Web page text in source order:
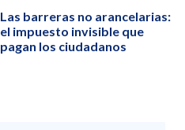
Las barreras no arancelarias:
el impuesto invisible que
pagan los ciudadanos